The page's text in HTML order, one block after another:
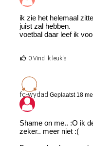
ik zie het helemaal
juist zal hebben.
voetbal daar leef ik
0 Vind ik leuk's
fc-wydad Geplaatst 18
Shame on me.. :O ik
zeker.. meer niet :(